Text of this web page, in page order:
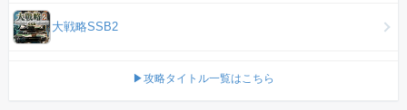
大戦略SSB2
▶攻略タイトル一覧はこちら